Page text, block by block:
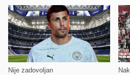
Nije zadovoljan